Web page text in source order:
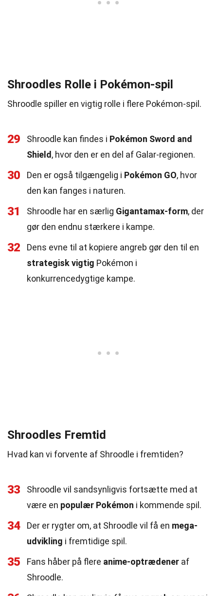
Shroodles Rolle i Pokémon-spil
Shroodle spiller en vigtig rolle i flere Pokémon-spil.
29 Shroodle kan findes i Pokémon Sword and
Shield , hvor den er en del af Galar-regionen.
30 Den er også tilgængelig i Pokémon GO, hvor
den kan fanges i naturen.
31 Shroodle har en særlig Gigantamax-form, der
gør den endnu stærkere i kampe.
32
Dens evne til at kopiere angreb gør den til en
strategisk vigtig Pokémon i
konkurrencedygtige kampe.
Shroodles Fremtid
Hvad kan vi forvente af Shroodle i fremtiden?
33
Shroodle vil sandsynligvis fortsætte med at
være en populær Pokémon i kommende spil.
34 Der er rygter om, at Shroodle vil få en mega-
udvikling i fremtidige spil.
35 Fans håber på flere anime-optrædener af
Shroodle.